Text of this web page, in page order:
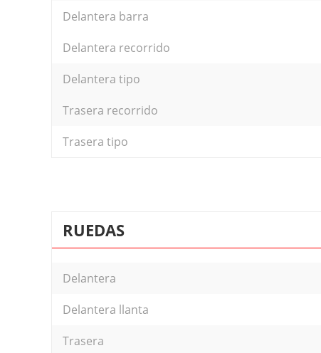
Delantera barra
Delantera recorrido
Delantera tipo
Trasera recorrido
Trasera tipo
RUEDAS
Delantera
Delantera llanta
Trasera